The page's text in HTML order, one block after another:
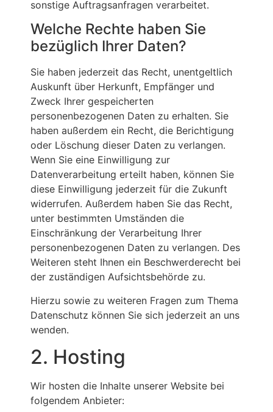
sonstige Auftragsanfragen verarbeitet.
Welche Rechte haben Sie
bezüglich Ihrer Daten?
Sie haben jederzeit das Recht, unentgeltlich
Auskunft über Herkunft, Empfänger und
Zweck Ihrer gespeicherten
personenbezogenen Daten zu erhalten. Sie
haben außerdem ein Recht, die Berichtigung
oder Löschung dieser Daten zu verlangen.
Wenn Sie eine Einwilligung zur
Datenverarbeitung erteilt haben, können Sie
diese Einwilligung jederzeit für die Zukunft
widerrufen. Außerdem haben Sie das Recht,
unter bestimmten Umständen die
Einschränkung der Verarbeitung Ihrer
personenbezogenen Daten zu verlangen. Des
Weiteren steht Ihnen ein Beschwerderecht bei
der zuständigen Aufsichtsbehörde zu.
Hierzu sowie zu weiteren Fragen zum Thema
Datenschutz können Sie sich jederzeit an uns
wenden.
2. Hosting
Wir hosten die Inhalte unserer Website bei
folgendem Anbieter: